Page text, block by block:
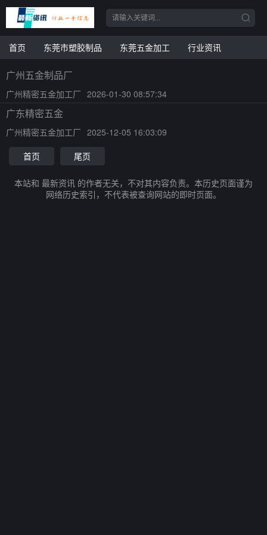
首页 东莞市塑胶制品 东莞五金加工 行业资讯
广州五金制品厂
广州精密五金加工厂 2026-01-30 08:57:34
广东精密五金
广州精密五金加工厂 2025-12-05 16:03:09
首页
尾页
本站和 最新资讯 的作者无关，不对其内容负责。本历史页面谨为
网络历史索引，不代表被查询网站的即时页面。